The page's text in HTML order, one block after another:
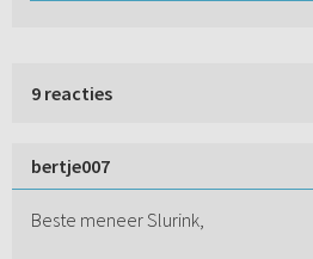
9 reacties
bertje007
Beste meneer Slurink,